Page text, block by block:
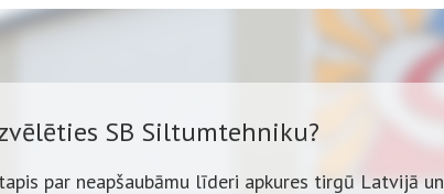
SB Siltumtehniku?
par neapšaubāmu līderi apkures tirgū Latvijā un